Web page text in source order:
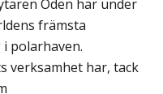
Oden har under
främsta
polarhaven.
verksamhet har, tack